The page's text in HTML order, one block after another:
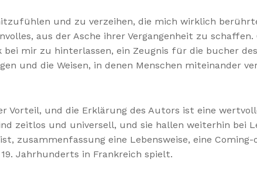
und zu verzeihen, die mich wirklich
aus der Asche ihrer Vergangenheit zu
mir zu hinterlassen, ein Zeugnis für die bucher
und die Weisen, in denen Menschen miteinander
und die Erklärung des Autors ist eine
zeitlos und universell, und sie hallen weiterhin bei
zusammenfassung eine Lebensweise, eine Coming-
Jahrhunderts in Frankreich spielt.